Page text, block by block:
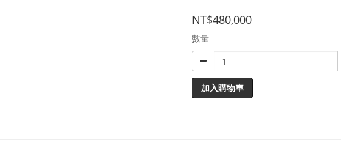
NT$480,000
數量
加入購物車